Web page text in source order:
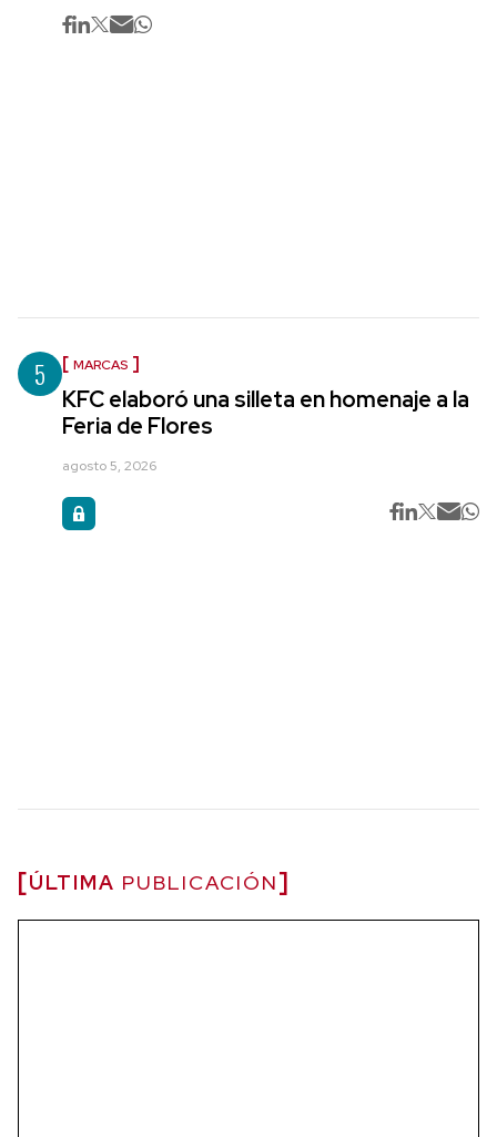
5 MARCAS
KFC elaboró una silleta en homenaje a la
Feria de Flores
agosto 5, 2026
ÚLTIMA PUBLICACIÓN